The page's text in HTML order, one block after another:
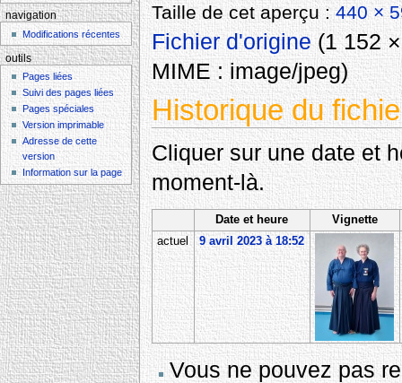
Taille de cet aperçu :440 ×
Fichier d'origine‎(1 152
MIME :image/jpeg)
Historique du
Cliquer sur une date et
moment-là.
Date et heure
Vignette
actuel
9 avril 2023 à 18:52
Vous ne pouvez pas
navigation
Modifications récentes
outils
Pages liées
Suivi des pages liées
Pages spéciales
Version imprimable
Adresse de cette
version
Information sur la page